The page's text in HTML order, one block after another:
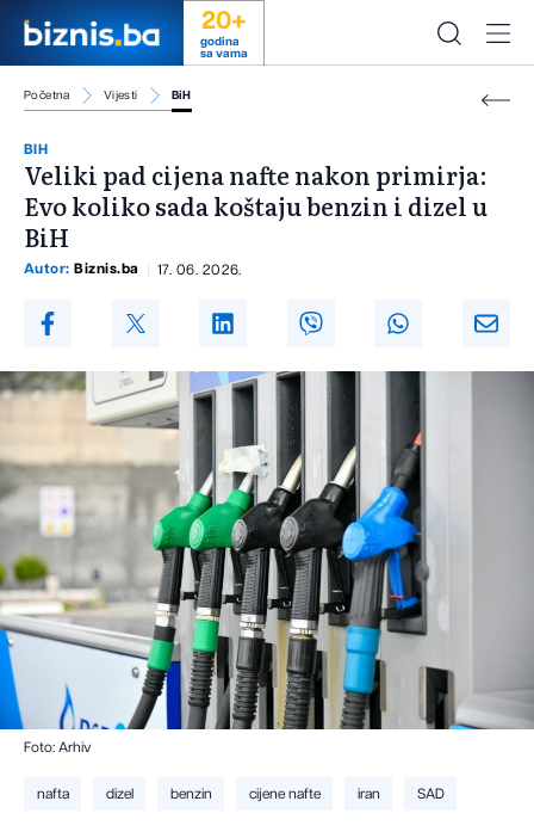
20+
godina
sa vama
Početna Vijesti BiH
BIH
Veliki pad cijena nafte nakon primirja:
Evo koliko sada koštaju benzin i dizel u
BiH
Autor: Biznis.ba 17. 06. 2026.
Foto: Arhiv
nafta dizel benzin cijene nafte iran SAD